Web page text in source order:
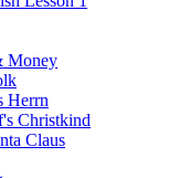
Money
Herrn
Christkind
Claus